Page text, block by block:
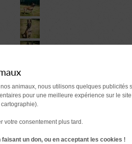
animaux, nous utilisons quelques publicités
pour une meilleure expérience sur le
votre consentement plus tard.
un don, ou en acceptant les cookies !